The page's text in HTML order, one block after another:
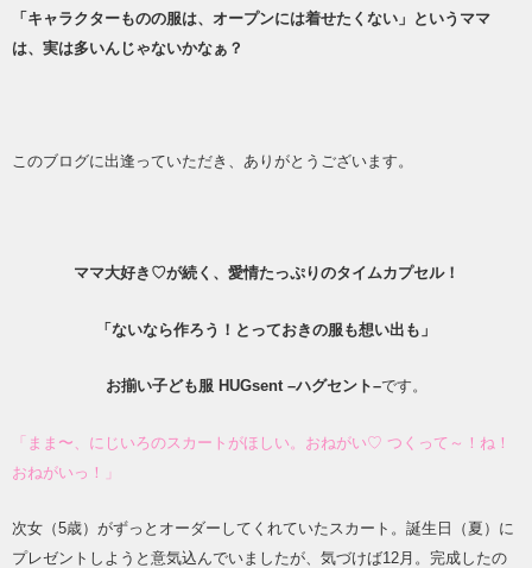
「キャラクターものの服は、オープンには着せたくない」というママ
は、実は多いんじゃないかなぁ？
このブログに出逢っていただき、ありがとうございます。
ママ大好き♡が続く、愛情たっぷりのタイムカプセル！
「ないなら作ろう！とっておきの服も想い出も」
お揃い子ども服HUGsent –ハグセント–です。
「まま〜、にじいろのスカートがほしい。おねがい♡ つくって～！ね！
おねがいっ！」
次女（5歳）がずっとオーダーしてくれていたスカート。誕生日（夏）に
プレゼントしようと意気込んでいましたが、気づけば12月。完成したの